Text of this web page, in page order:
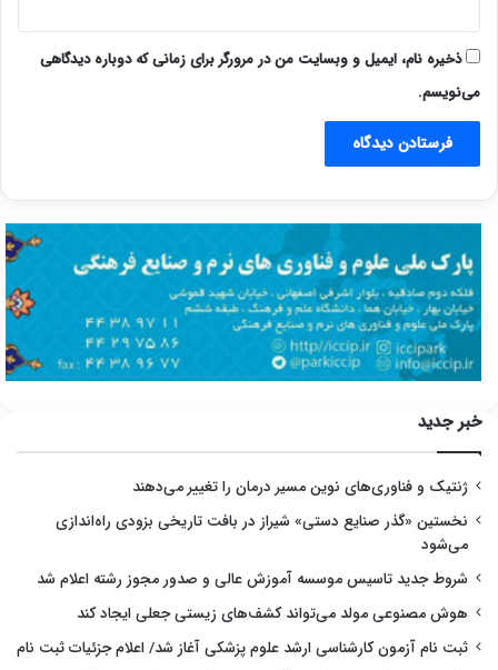
ذخیره نام، ایمیل و وبسایت من در مرورگر برای زمانی که دوباره دیدگاهی
می‌نویسم.
خبر جدید
ژنتیک و فناوری‌های نوین مسیر درمان را تغییر می‌دهند
نخستین «گذر صنایع دستی» شیراز در بافت تاریخی بزودی راه‌اندازی
می‌شود
شروط جدید تاسیس موسسه آموزش عالی و صدور مجوز رشته اعلام شد
هوش مصنوعی مولد می‌تواند کشف‌های زیستی جعلی ایجاد کند
ثبت نام آزمون کارشناسی ارشد علوم پزشکی آغاز شد/ اعلام جزئیات ثبت نام